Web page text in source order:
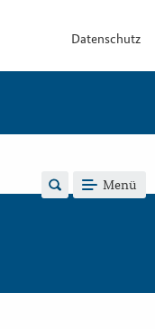
Datenschutz
Menü